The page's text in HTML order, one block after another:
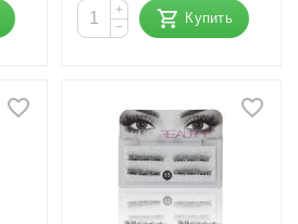
+
−
Купить